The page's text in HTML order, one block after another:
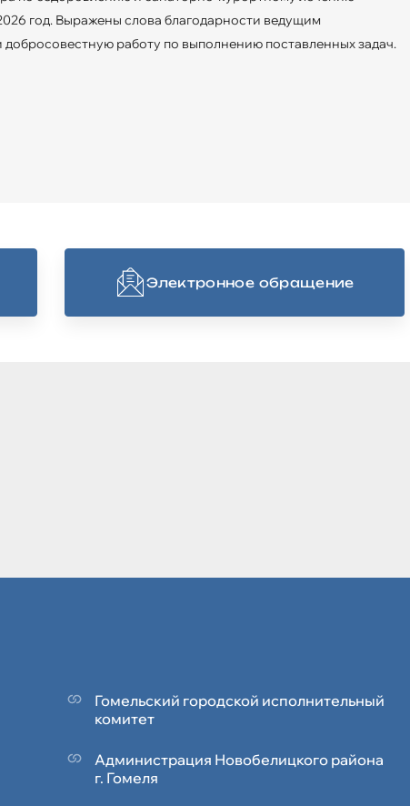
год. Выражены слова благодарности ведущим
добросовестную работу по выполнению поставленных задач.
Электронное обращение
Гомельский городской исполнительный
комитет
Администрация Новобелицкого района
г. Гомеля